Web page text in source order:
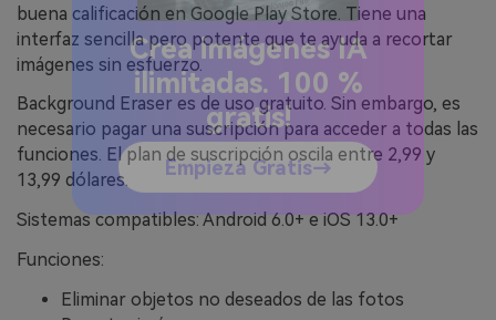
buena calificación en Google Play Store. Tiene una
interfaz sencilla pero potente que te ayuda a recortar
imágenes sin esfuerzo.
Background Eraser es de uso gratuito. Sin embargo, es
necesario pagar una suscripción para acceder a todas las
funciones. El plan de suscripción oscila entre 2,99 y
13,99 dólares.
Sistemas compatibles: Android 6.0+ e iOS 13.0+
Funciones:
Eliminar objetos no deseados de las fotos
Crea imágenes IA
ilimitadas. 100 %
gratis!
Empieza Gratis→